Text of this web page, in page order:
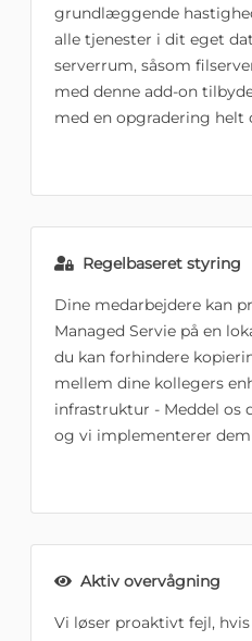
grundlæggende
alle tjenester i dit eget
serverrum, såsom
med denne add-on
med en opgradering helt
Regelbaseret styring
Dine medarbejdere kan
Managed Servie på en
du kan forhindere
mellem dine kollegers
infrastruktur - Meddel os
og vi implementerer
Aktiv overvågning
Vi løser proaktivt fejl,